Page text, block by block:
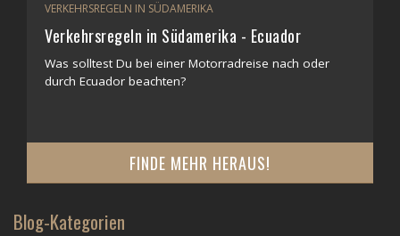
VERKEHRSREGELN IN SÜDAMERIKA
Verkehrsregeln in Südamerika - Ecuador
Was solltest Du bei einer Motorradreise nach oder
durch Ecuador beachten?
FINDE MEHR HERAUS!
Blog-Kategorien